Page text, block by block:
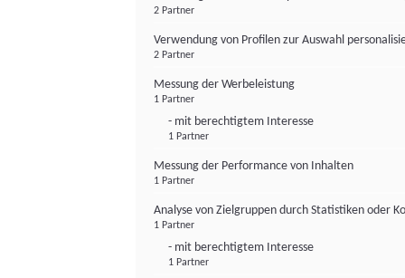
2 Partner
Verwendung von Profilen zur Auswahl
2 Partner
Messung der Werbeleistung
1 Partner
- mit berechtigtem Interesse
1 Partner
Messung der Performance von Inhalten
1 Partner
Analyse von Zielgruppen durch Statistiken oder
1 Partner
- mit berechtigtem Interesse
1 Partner